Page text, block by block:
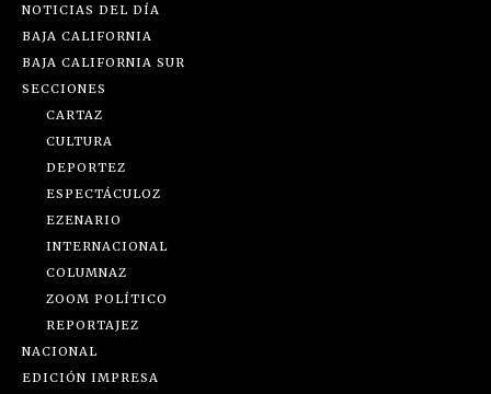
NOTICIAS DEL DÍA
BAJA CALIFORNIA
BAJA CALIFORNIA SUR
SECCIONES
CARTAZ
CULTURA
DEPORTEZ
ESPECTÁCULOZ
EZENARIO
INTERNACIONAL
COLUMNAZ
ZOOM POLÍTICO
REPORTAJEZ
NACIONAL
EDICIÓN IMPRESA